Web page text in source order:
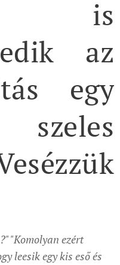
is
az
egy
"Komolyan ezért
leesik egy kis eső és